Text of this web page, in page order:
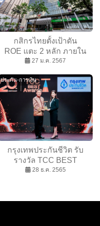
กสิกรไทยตั้งเป้าดัน
ROE แตะ 2 หลัก ภายใน
ปี 2569
27 ม.ค. 2567
ประกัน-การเงิน
กรุงเทพประกันชีวิต รับ
รางวัล TCC BEST
AWARDS 2022 จรรยา
28 ธ.ค. 2565